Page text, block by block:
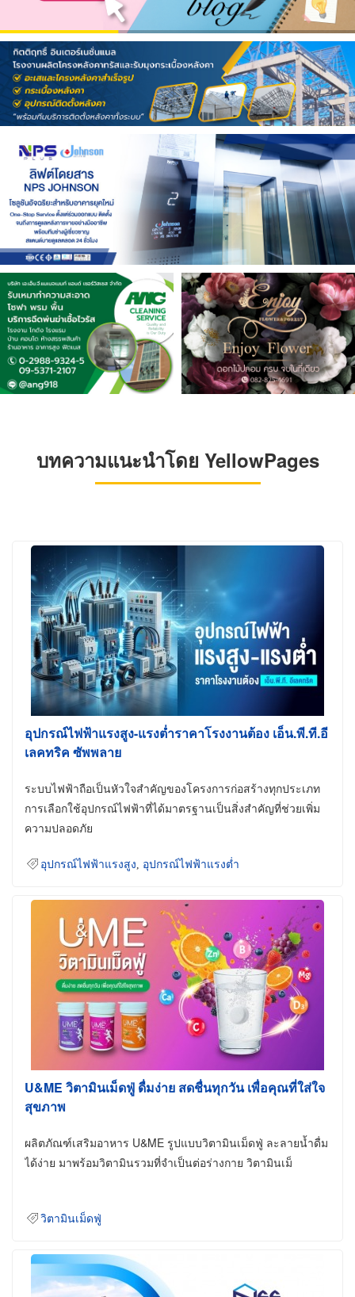
บทความแนะนำโดย YellowPages
อุปกรณ์ไฟฟ้าแรงสูง-แรงต่ำราคาโรงงานต้อง เอ็น.พี.ที.อี
เลคทริค ซัพพลาย
ระบบไฟฟ้าถือเป็นหัวใจสำคัญของโครงการก่อสร้างทุกประเภท
การเลือกใช้อุปกรณ์ไฟฟ้าที่ได้มาตรฐานเป็นสิ่งสำคัญที่ช่วยเพิ่ม
ความปลอดภัย
อุปกรณ์ไฟฟ้าแรงสูง อุปกรณ์ไฟฟ้าแรงต่ำ
U&ME วิตามินเม็ดฟู่ ดื่มง่าย สดชื่นทุกวัน เพื่อคุณที่ใส่ใจ
สุขภาพ
ผลิตภัณฑ์เสริมอาหาร U&ME รูปแบบวิตามินเม็ดฟู่ ละลายน้ำดื่ม
ได้ง่าย มาพร้อมวิตามินรวมที่จำเป็นต่อร่างกาย วิตามินเม็
วิตามินเม็ดฟู่